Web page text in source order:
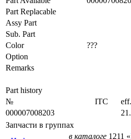
Part Replacable
Assy Part
Sub. Part
Color
???
Option
Remarks
Part history
№
ITC
000007008203
Запчасти в группах
в каталоге 1211 «